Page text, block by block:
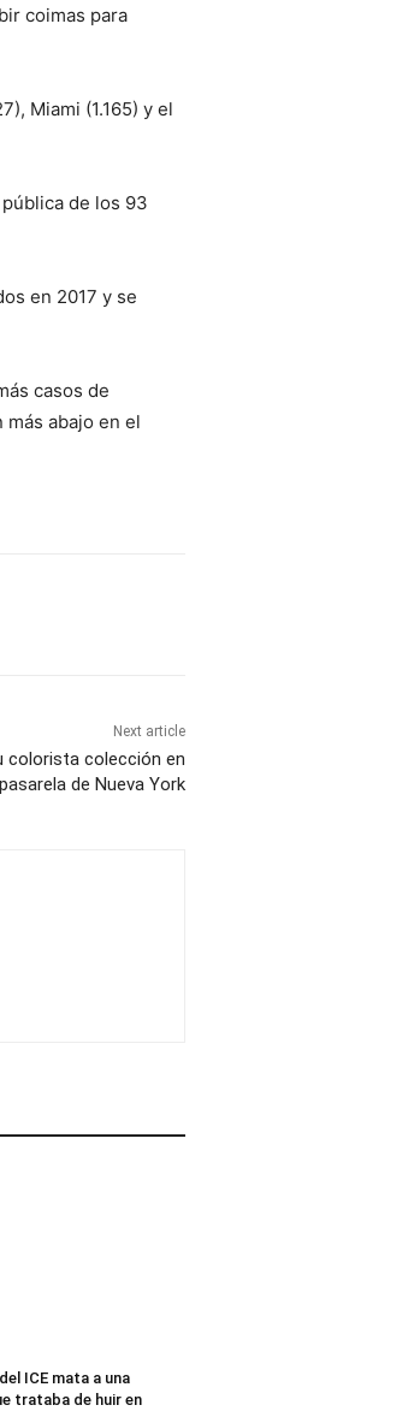
coimas para
Miami (1.165) y el
de los 93
en 2017 y se
casos de
abajo en el
Next article
colorista colección en
de Nueva York
ICE mata a una
trataba de huir en